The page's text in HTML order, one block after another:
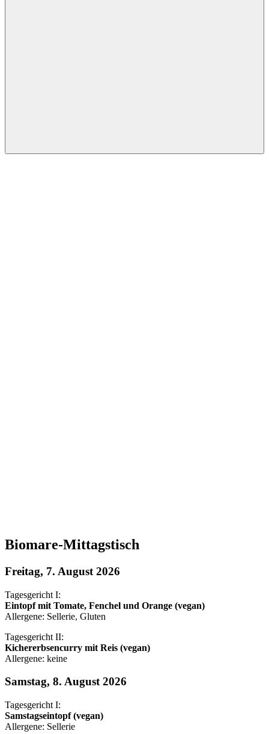
Biomare-Mittagstisch
Freitag, 7. August 2026
Tagesgericht I:
Eintopf mit Tomate, Fenchel und Orange (vegan)
Allergene: Sellerie, Gluten
Tagesgericht II:
Kichererbsencurry mit Reis (vegan)
Allergene: keine
Samstag, 8. August 2026
Tagesgericht I:
Samstagseintopf (vegan)
Allergene: Sellerie